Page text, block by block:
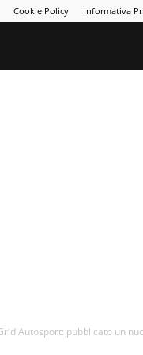
Cookie Policy Informativa
Autosport: pubblicato un